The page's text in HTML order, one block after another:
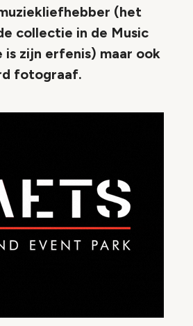
(het
collectie in de Music
is zijn erfenis) maar ook
fotograaf.